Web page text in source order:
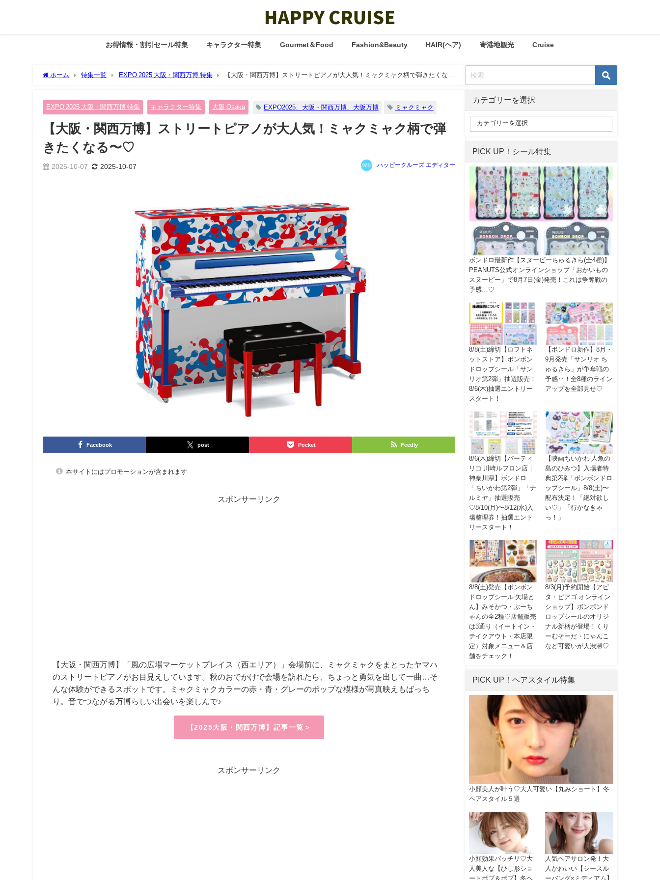
お得情報・割引セール特集 キャラクター特集 Gourmet＆Food Fashion&Beauty HAIR(ヘア) 寄港地観光 Cruise
ホーム 特集一覧 EXPO 2025 大阪・関西万博 特集
【大阪・関西万博】ストリートピアノが大人気！ミャクミャク柄で弾きたくな
EXPO 2025 大阪・関西万博 特集 キャラクター特集 大阪 Osaka EXPO2025、大阪・関西万博、大阪万博 ミャクミャク
【大阪・関西万博】ストリートピアノが大人気！ミャクミャク柄で弾
きたくなる〜♡
2025-10-07 2025-10-07 ハッピークルーズ エディター
Facebook post Pocket Feedly
本サイトにはプロモーションが含まれます
スポンサーリンク
【大阪・関西万博】 「風の広場マーケットプレイス（西エリア）」会場前に、ミャクミャクをまとったヤマハ
のストリートピアノがお目見えしています。秋のおでかけで会場を訪れたら、ちょっと勇気を出して一曲…そ
んな体験ができるスポットです。ミャクミャクカラーの赤・青・グレーのポップな模様が写真映えもばっち
り。音でつながる万博らしい出会いを楽しんで♪
【2025大阪・関西万博】記事一覧＞
スポンサーリンク
カテゴリーを選択
PICK UP！シール特集
ボンドロ最新作【スヌーピーちゅるきら(全4種)】
PEANUTS公式オンラインショップ「おかいもの
スヌーピー」で8月7日(金)発売！これは争奪戦の
予感…♡
8/8(土)締切【ロフトネ
ットストア】ボンボン
ドロップシール「サン
リオ第2弾」抽選販売！
8/6(木)抽選エントリー
スタート！
【ボンドロ新作】8月・
9月発売「サンリオ ち
ゅるきら」が争奪戦の
予感‥！全8種のライン
アップを全部見せ♡
8/6(木)締切【パーティ
リコ 川崎ルフロン店｜
神奈川県】ボンドロ
「ちいかわ第2弾」「ナ
ルミヤ」抽選販売
♡8/10(月)〜8/12(水)入
場整理券！抽選エント
リースタート！
【映画ちいかわ 人魚の
島のひみつ】入場者特
典第2弾「ボンボンドロ
ップシール」8/8(土)〜
配布決定！「絶対欲し
い♡」「行かなきゃ
っ！」
8/8(土)発売【ボンボン
ドロップシール 矢場と
ん】みそかつ・ぶーち
ゃんの全2種♡店舗販売
は3通り（イートイン・
テイクアウト・本店限
定）対象メニュー＆店
舗をチェック！
8/3(月)予約開始【アピ
タ・ピアゴ オンライン
ショップ】ボンボンド
ロップシールのオリジ
ナル新柄が登場！くり
ーむそーだ・にゃんこ
など可愛いが大渋滞♡
PICK UP！ヘアスタイル特集
小顔美人が叶う♡大人可愛い【丸みショート】冬
ヘアスタイル５選
小顔効果バッチリ♡大
人美人な【ひし形ショ
ートボブ＆ボブ】冬ヘ
人気ヘアサロン発！大
人かわいい【シースル
ーバング×ミディアム】